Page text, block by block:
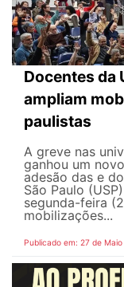
Docentes da
ampliam
paulistas
A greve nas
ganhou um
adesão das e
São Paulo
segunda-feira
mobilizações...
Publicado em: 27 de